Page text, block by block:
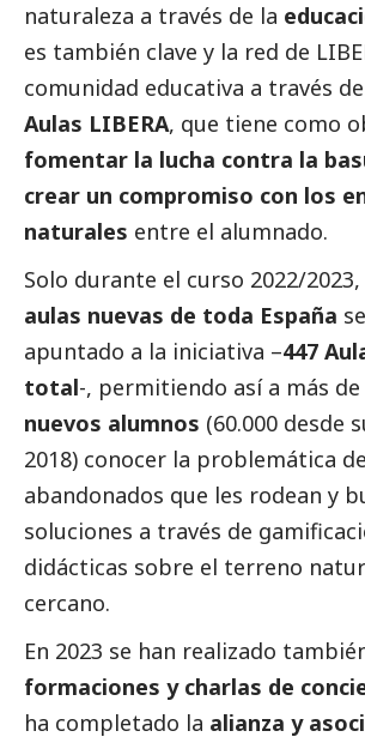
naturaleza a través de la
es también clave y la red de
comunidad educativa a través
Aulas LIBERA, que tiene como
fomentar la lucha contra la
crear un compromiso con los
naturales entre el alumnado.
Solo durante el curso 2022/
aulas nuevas de toda España
apuntado a la iniciativa –447
total-, permitiendo así a más de
nuevos alumnos (60.000 desde
2018) conocer la problemática
abandonados que les rodean y
soluciones a través de
didácticas sobre el terreno
cercano.
En 2023 se han realizado
formaciones y charlas de
ha completado la alianza y